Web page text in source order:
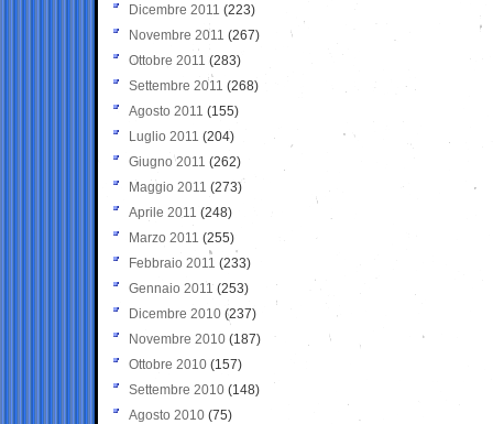
Dicembre 2011 (223)
Novembre 2011 (267)
Ottobre 2011 (283)
Settembre 2011 (268)
Agosto 2011 (155)
Luglio 2011 (204)
Giugno 2011 (262)
Maggio 2011 (273)
Aprile 2011 (248)
Marzo 2011 (255)
Febbraio 2011 (233)
Gennaio 2011 (253)
Dicembre 2010 (237)
Novembre 2010 (187)
Ottobre 2010 (157)
Settembre 2010 (148)
Agosto 2010 (75)